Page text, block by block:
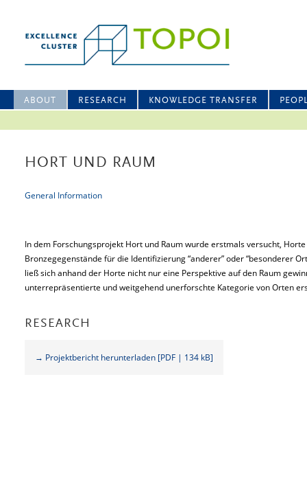
ABOUT RESEARCH KNOWLEDGE TRANSFER
HORT UND RAUM
General Information
In dem Forschungsprojekt Hort und Raum wurde erstmals versucht,
Bronzegegenstände für die Identifizierung “anderer” oder “besonderer
ließ sich anhand der Horte nicht nur eine Perspektive auf den Raum
unterrepräsentierte und weitgehend unerforschte Kategorie von Orten
RESEARCH
→ Projektbericht herunterladen [PDF | 134 kB]